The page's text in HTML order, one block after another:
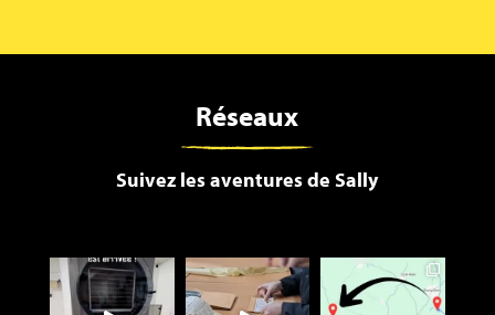
Réseaux
Suivez les aventures de Sally